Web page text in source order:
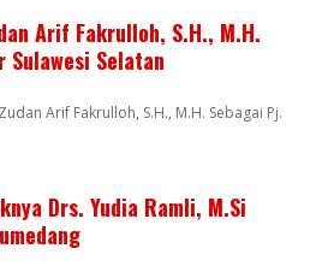
Arif Fakrulloh, S.H., M.H.
Sulawesi Selatan
Arif Fakrulloh, S.H., M.H. Sebagai Pj.
Drs. Yudia Ramli, M.Si